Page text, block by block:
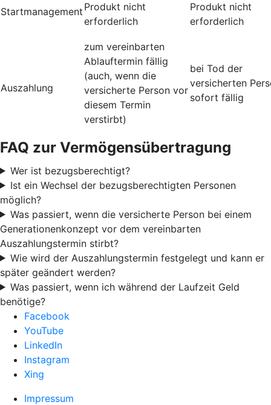
Startmanagement Produkt nicht
erforderlich
Produkt nicht
erforderlich
Auszahlung
zum vereinbarten
Ablauftermin fällig
(auch, wenn die
versicherte Person vor
diesem Termin
verstirbt)
bei Tod der
versicherten
sofort fällig
FAQ zur Vermögensübertragung
Wer ist bezugsberechtigt?
Ist ein Wechsel der bezugsberechtigten Personen
möglich?
Was passiert, wenn die versicherte Person bei einem
Generationenkonzept vor dem vereinbarten
Auszahlungstermin stirbt?
Wie wird der Auszahlungstermin festgelegt und kann er
später geändert werden?
Was passiert, wenn ich während der Laufzeit Geld
benötige?
Facebook
YouTube
LinkedIn
Instagram
Xing
Impressum